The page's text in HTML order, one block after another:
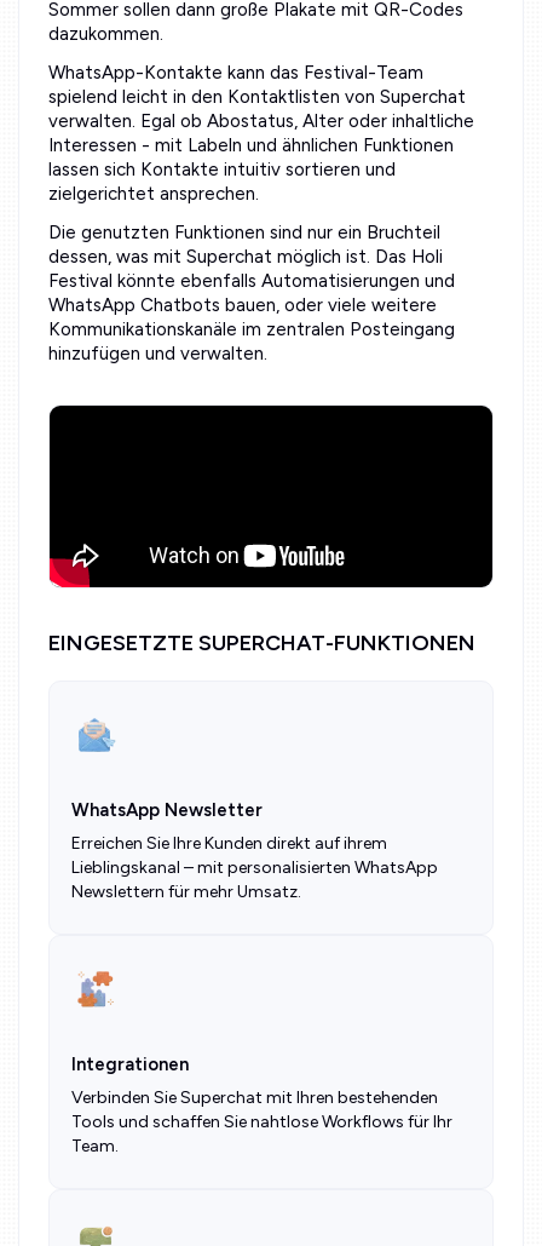
Sommer sollen dann große Plakate mit QR-Codes
dazukommen.
WhatsApp-Kontakte kann das Festival-Team
spielend leicht in den Kontaktlisten von Superchat
verwalten. Egal ob Abostatus, Alter oder inhaltliche
Interessen - mit Labeln und ähnlichen Funktionen
lassen sich Kontakte intuitiv sortieren und
zielgerichtet ansprechen.
Die genutzten Funktionen sind nur ein Bruchteil
dessen, was mit Superchat möglich ist. Das Holi
Festival könnte ebenfalls Automatisierungen und
WhatsApp Chatbots bauen, oder viele weitere
Kommunikationskanäle im zentralen Posteingang
hinzufügen und verwalten.
EINGESETZTE SUPERCHAT-FUNKTIONEN
WhatsApp Newsletter
Erreichen Sie Ihre Kunden direkt auf ihrem
Lieblingskanal – mit personalisierten WhatsApp
Newslettern für mehr Umsatz.
Integrationen
Verbinden Sie Superchat mit Ihren bestehenden
Tools und schaffen Sie nahtlose Workflows für Ihr
Team.